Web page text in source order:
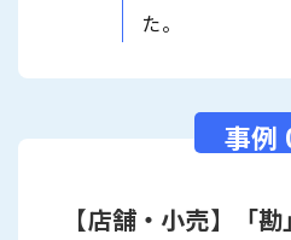
た。
【店舗・小売】「